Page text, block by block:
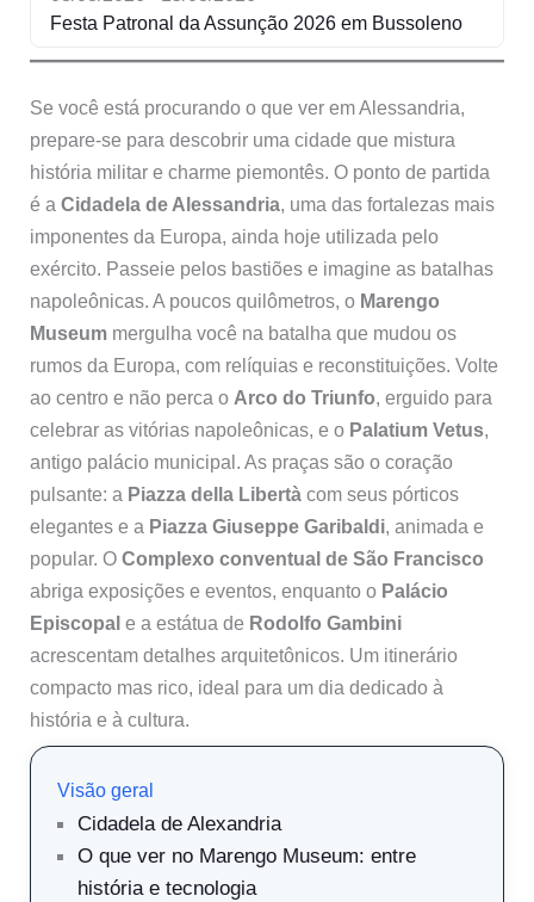
Festa Patronal da Assunção 2026 em Bussoleno
Se você está procurando o que ver em Alessandria,
prepare-se para descobrir uma cidade que mistura
história militar e charme piemontês. O ponto de partida
é a Cidadela de Alessandria, uma das fortalezas mais
imponentes da Europa, ainda hoje utilizada pelo
exército. Passeie pelos bastiões e imagine as batalhas
napoleônicas. A poucos quilômetros, o Marengo
Museummergulha você na batalha que mudou os
rumos da Europa, com relíquias e reconstituições. Volte
ao centro e não perca o Arco do Triunfo, erguido para
celebrar as vitórias napoleônicas, e o Palatium Vetus,
antigo palácio municipal. As praças são o coração
pulsante: a Piazza della Libertàcom seus pórticos
elegantes e a Piazza Giuseppe Garibaldi, animada e
popular. O Complexo conventual de São Francisco
abriga exposições e eventos, enquanto o Palácio
Episcopal e a estátua de Rodolfo Gambini
acrescentam detalhes arquitetônicos. Um itinerário
compacto mas rico, ideal para um dia dedicado à
história e à cultura.
Visão geral
Cidadela de Alexandria
O que ver no Marengo Museum: entre
história e tecnologia